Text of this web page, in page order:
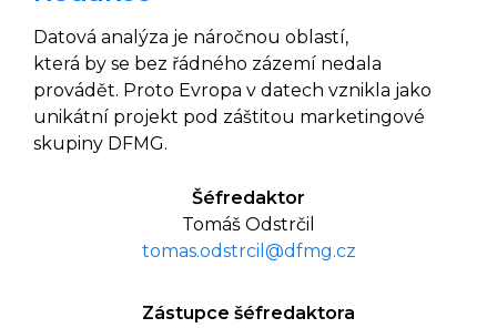
Datová analýza je náročnou oblastí,
která by se bez řádného zázemí nedala
provádět. Proto Evropa v datech vznikla jako
unikátní projekt pod záštitou marketingové
skupiny DFMG.
Šéfredaktor
Tomáš Odstrčil
tomas.odstrcil@dfmg.cz
Zástupce šéfredaktora